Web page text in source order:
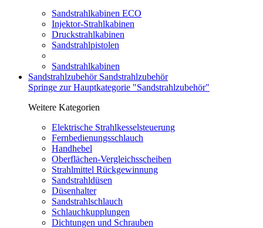
Sandstrahlkabinen ECO
Injektor-Strahlkabinen
Druckstrahlkabinen
Sandstrahlpistolen
Sandstrahlkabinen
Sandstrahlzubehör Sandstrahlzubehör
Springe zur Hauptkategorie "Sandstrahlzubehör"
Weitere Kategorien
Elektrische Strahlkesselsteuerung
Fernbedienungsschlauch
Handhebel
Oberflächen-Vergleichsscheiben
Strahlmittel Rückgewinnung
Sandstrahldüsen
Düsenhalter
Sandstrahlschlauch
Schlauchkupplungen
Dichtungen und Schrauben